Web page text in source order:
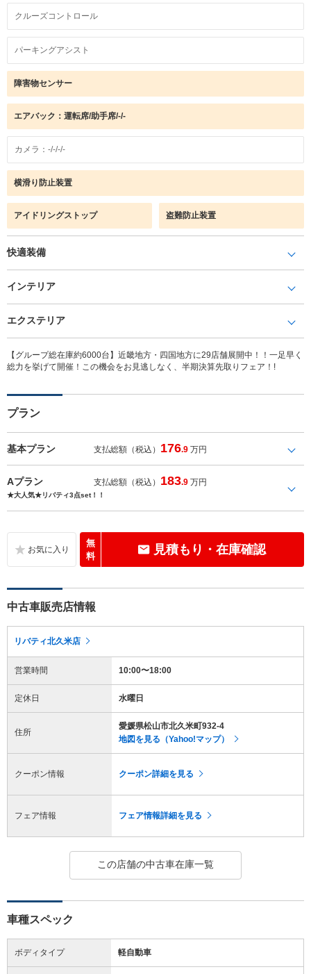
クルーズコントロール
パーキングアシスト
障害物センサー
エアバック：運転席/助手席/-/-
カメラ：-/-/-/-
横滑り防止装置
アイドリングストップ 盗難防止装置
快適装備
インテリア
エクステリア
【グループ総在庫約6000台】近畿地方・四国地方に29店舗展開中！！一足早く
総力を挙げて開催！この機会をお見逃しなく、半期決算先取りフェア！!
プラン
基本プラン 支払総額（税込） 176.9 万円
Aプラン 支払総額（税込） 183.9 万円
★大人気★リバティ3点set！！
無
料
見積もり・在庫確認
中古車販売店情報
リバティ北久米店
営業時間 10:00〜18:00
定休日 水曜日
住所
愛媛県松山市北久米町932-4
地図を見る（Yahoo!マップ）
クーポン情報 クーポン詳細を見る
フェア情報 フェア情報詳細を見る
この店舗の中古車在庫一覧
車種スペック
ボディタイプ 軽自動車